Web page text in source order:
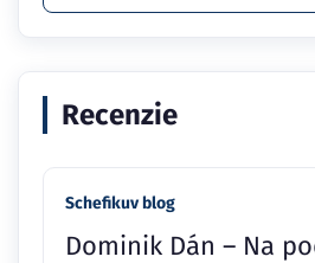
Recenzie
Schefikuv blog
Dominik Dán – Na